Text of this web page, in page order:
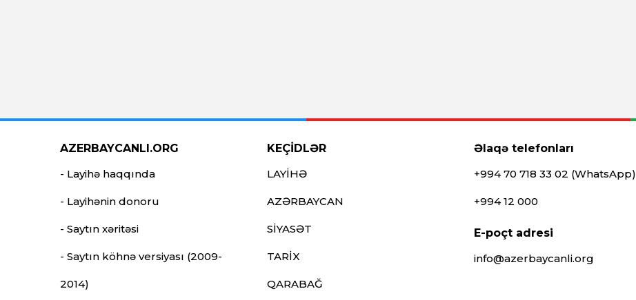
AZERBAYCANLI.ORG
- Layihə haqqında
- Layihənin donoru
- Saytın xəritəsi
- Saytın köhnə versiyası (2009-
2014)
KEÇİDLƏR
LAYİHƏ
AZƏRBAYCAN
SİYASƏT
TARİX
QARABAĞ
Əlaqə telefonları
+994 70 718 33 02 (WhatsApp)
+994 12 000
E-poçt adresi
info@azerbaycanli.org